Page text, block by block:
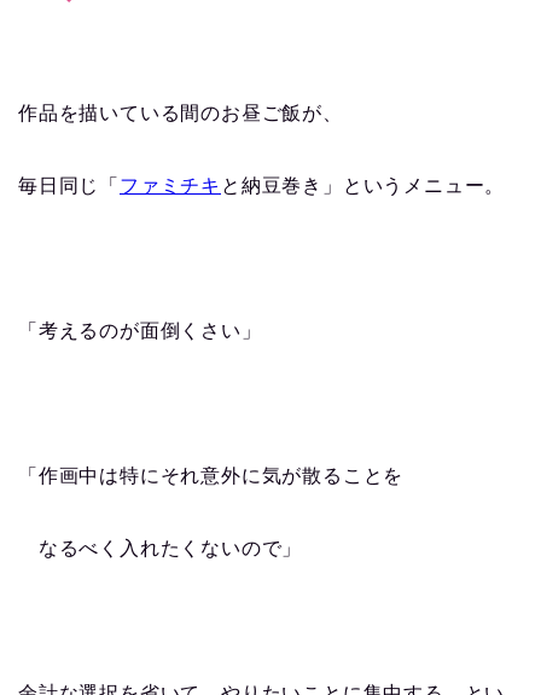
作品を描いている間のお昼ご飯が、
毎日同じ「 ファミチキ と納豆巻き」というメニュー。
「考えるのが面倒くさい」
「作画中は特にそれ意外に気が散ることを
なるべく入れたくないので」